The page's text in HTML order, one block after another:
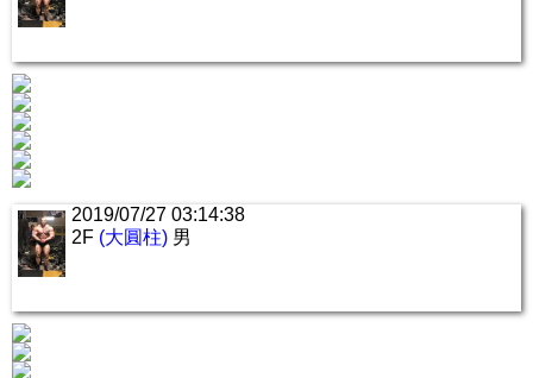
2019/07/27 03:14:38
2F (大圓柱) 男